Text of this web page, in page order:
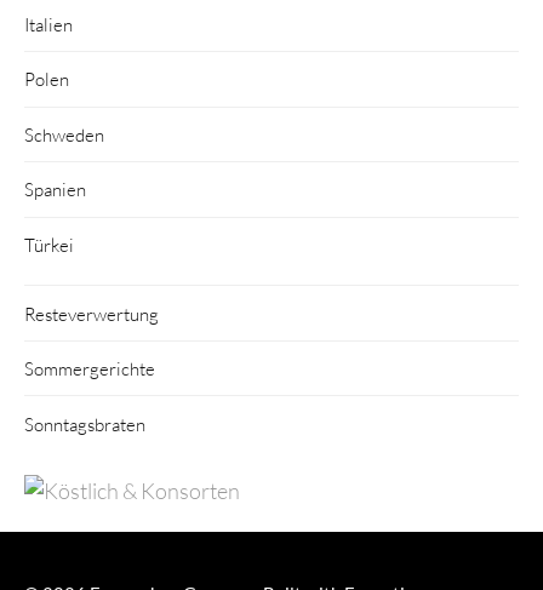
Italien
Polen
Schweden
Spanien
Türkei
Resteverwertung
Sommergerichte
Sonntagsbraten